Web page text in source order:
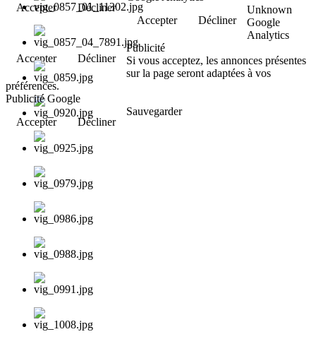
Accepter
Décliner
Accepter
Décliner
Unknown
Google
Analytics
Accepter
Décliner
Publicité
Si vous acceptez, les annonces présentes
sur la page seront adaptées à vos
préférences.
Publicité Google
Accepter
Décliner
Sauvegarder